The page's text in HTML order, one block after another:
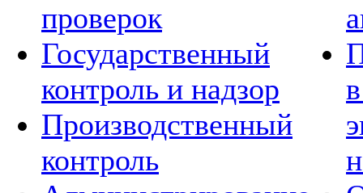
проверок
Государственный
контроль и надзор
Производственный
контроль